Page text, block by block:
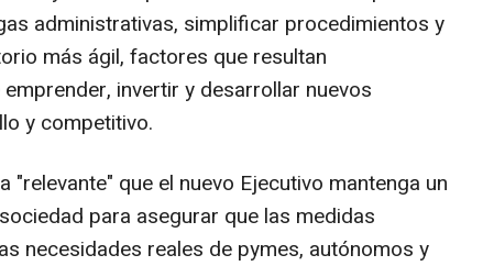
administrativas, simplificar procedimientos y
más ágil, factores que resultan
invertir y desarrollar nuevos
y competitivo.
"relevante" que el nuevo Ejecutivo mantenga un
para asegurar que las medidas
necesidades reales de pymes, autónomos y